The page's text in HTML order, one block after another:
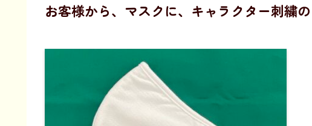
お客様から、マスクに、キャラクター刺繍